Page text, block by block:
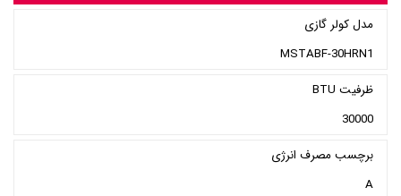
مدل کولر گازی
MSTABF-30HRN1
ظرفیت BTU
30000
برچسب مصرف انرژی
A